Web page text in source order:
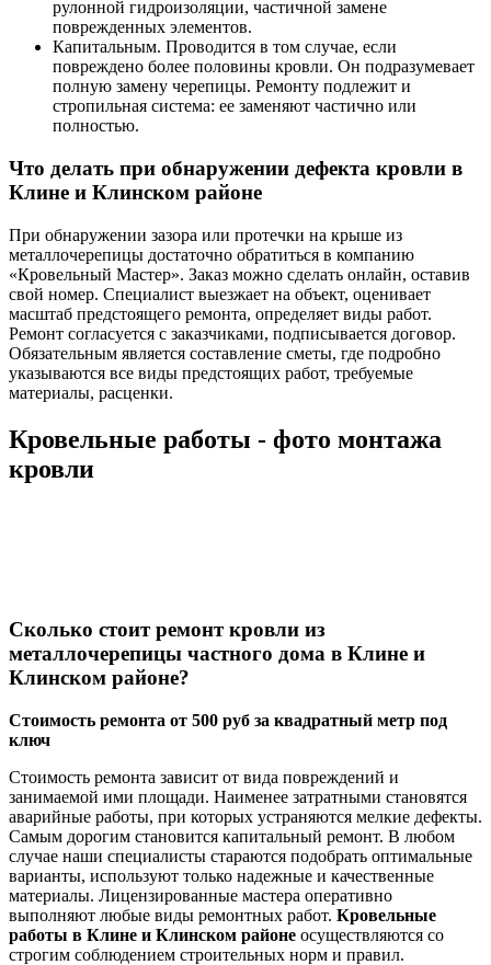
рулонной гидроизоляции, частичной замене
поврежденных элементов.
Капитальным. Проводится в том случае, если
повреждено более половины кровли. Он подразумевает
полную замену черепицы. Ремонту подлежит и
стропильная система: ее заменяют частично или
полностью.
Что делать при обнаружении дефекта кровли в
Клине и Клинском районе
При обнаружении зазора или протечки на крыше из
металлочерепицы достаточно обратиться в компанию
«Кровельный Мастер». Заказ можно сделать онлайн, оставив
свой номер. Специалист выезжает на объект, оценивает
масштаб предстоящего ремонта, определяет виды работ.
Ремонт согласуется с заказчиками, подписывается договор.
Обязательным является составление сметы, где подробно
указываются все виды предстоящих работ, требуемые
материалы, расценки.
Кровельные работы - фото монтажа
кровли
Сколько стоит ремонт кровли из
металлочерепицы частного дома в Клине и
Клинском районе?
Стоимость ремонта от 500 руб за квадратный метр под
ключ
Стоимость ремонта зависит от вида повреждений и
занимаемой ими площади. Наименее затратными становятся
аварийные работы, при которых устраняются мелкие дефекты.
Самым дорогим становится капитальный ремонт. В любом
случае наши специалисты стараются подобрать оптимальные
варианты, используют только надежные и качественные
материалы. Лицензированные мастера оперативно
выполняют любые виды ремонтных работ. Кровельные
работы в Клине и Клинском районе осуществляются со
строгим соблюдением строительных норм и правил.